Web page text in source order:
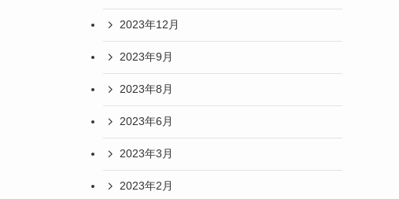
2023年12月
2023年9月
2023年8月
2023年6月
2023年3月
2023年2月